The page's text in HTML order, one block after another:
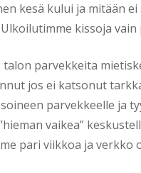
kesä kului ja mitään
kissoja vain
parvekkeita
jos ei katsonut
parvekkeelle ja
vaikea”
pari viikkoa ja